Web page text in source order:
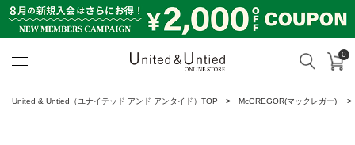
検索 カ
0
United & Untied（ユナイテッド アンド アンタイド）TOP McGREGOR(マックレガー)